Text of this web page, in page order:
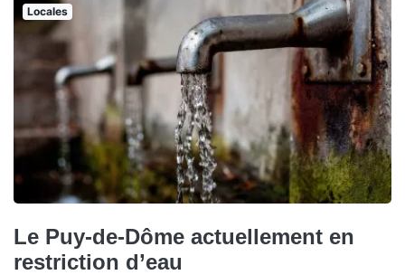
Locales
Le Puy-de-Dôme actuellement en
restriction d’eau